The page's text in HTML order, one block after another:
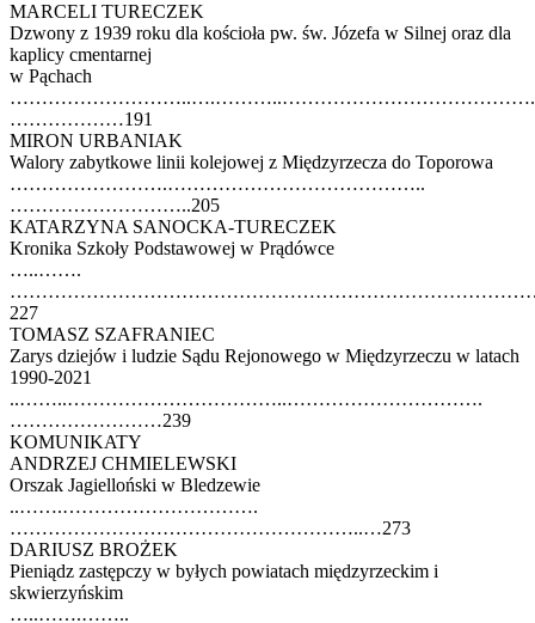
MARCELI TURECZEK
Dzwony z 1939 roku dla kościoła pw. św. Józefa w Silnej oraz dla
kaplicy cmentarnej
w Pąchach
………………191
MIRON URBANIAK
Walory zabytkowe linii kolejowej z Międzyrzecza do Toporowa
…………………….…………………………………..
………………………..205
KATARZYNA SANOCKA-TURECZEK
Kronika Szkoły Podstawowej w Prądówce
…..…….
227
TOMASZ SZAFRANIEC
Zarys dziejów i ludzie Sądu Rejonowego w Międzyrzeczu w latach
1990-2021
..……..……………………………..………………………….
……………………239
KOMUNIKATY
ANDRZEJ CHMIELEWSKI
Orszak Jagielloński w Bledzewie
..…….………………………….
………………………………………………..…273
DARIUSZ BROŻEK
Pieniądz zastępczy w byłych powiatach międzyrzeckim i
skwierzyńskim
…..…….……..